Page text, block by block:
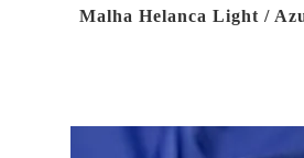
Malha Helanca Light /